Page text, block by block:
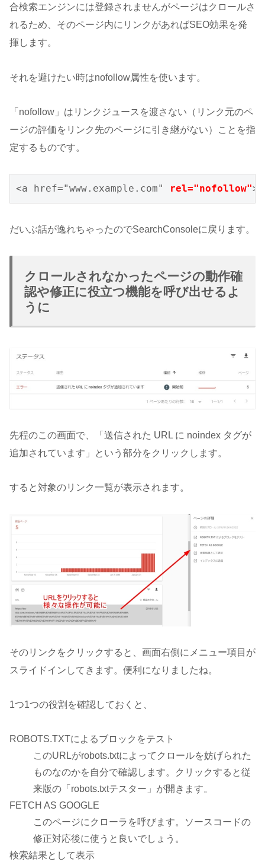
合検索エンジンには登録されませんがページはクロールさ
れるため、そのページ内にリンクがあればSEO効果を発
揮します。
それを避けたい時はnofollow属性を使います。
「nofollow」はリンクジュースを渡さない（リンク元のペ
ージの評価をリンク先のページに引き継がない）ことを指
定するものです。
<a href="www.example.com" rel="nofollow">
だいぶ話が逸れちゃったのでSearchConsoleに戻ります。
クロールされなかったページの動作確
認や修正に役立つ機能を呼び出せるよ
うに
先程のこの画面で、「送信された URL に noindex タグが
追加されています」という部分をクリックします。
すると対象のリンク一覧が表示されます。
そのリンクをクリックすると、画面右側にメニュー項目が
スライドインしてきます。便利になりましたね。
1つ1つの役割を確認しておくと、
ROBOTS.TXTによるブロックをテスト
このURLがrobots.txtによってクロールを妨げられた
ものなのかを自分で確認します。クリックすると従
来版の「robots.txtテスター」が開きます。
FETCH AS GOOGLE
このページにクローラを呼びます。ソースコードの
修正対応後に使うと良いでしょう。
検索結果として表示